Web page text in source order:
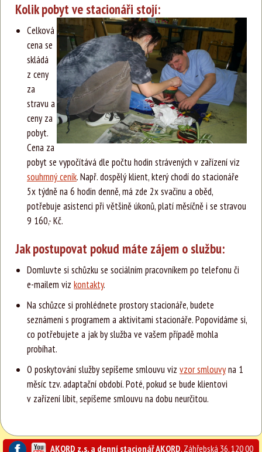
Kolik pobyt ve stacionáři stojí:
Celková
cena se
skládá
z ceny
za
stravu a
ceny za
pobyt.
Cena za
pobyt se vypočítává dle počtu hodin strávených v zařízení viz
souhrnný ceník. Např. dospělý klient, který chodí do stacionáře
5x týdně na 6 hodin denně, má zde 2x svačinu a oběd,
potřebuje asistenci při většině úkonů, platí měsíčně i se stravou
9 160,- Kč.
Jak postupovat pokud máte zájem o službu:
Domluvte si schůzku se sociálním pracovníkem po telefonu či
e-mailem viz kontakty.
Na schůzce si prohlédnete prostory stacionáře, budete
seznámeni s programem a aktivitami stacionáře. Popovídáme si,
co potřebujete a jak by služba ve vašem případě mohla
probíhat.
O poskytování služby sepíšeme smlouvu viz vzor smlouvyna 1
měsíc tzv. adaptační období. Poté, pokud se bude klientovi
v zařízení líbit, sepíšeme smlouvu na dobu neurčitou.
AKORD z.s. a denní stacionář AKORD, Záhřebská 36, 120 00